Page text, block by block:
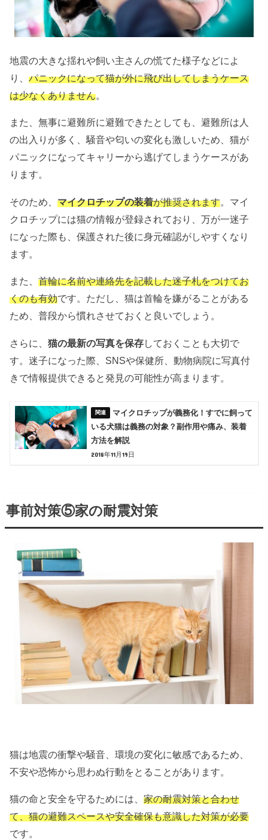
地震の大きな揺れや飼い主さんの慌てた様子などによ
り、パニックになって猫が外に飛び出してしまうケース
は少なくありません。
また、無事に避難所に避難できたとしても、避難所は人
の出入りが多く、騒音や匂いの変化も激しいため、猫が
パニックになってキャリーから逃げてしまうケースがあ
ります。
そのため、マイクロチップの装着が推奨されます。マイ
クロチップには猫の情報が登録されており、万が一迷子
になった際も、保護された後に身元確認がしやすくなり
ます。
また、首輪に名前や連絡先を記載した迷子札をつけてお
くのも有効です。ただし、猫は首輪を嫌がることがある
ため、普段から慣れさせておくと良いでしょう。
さらに、猫の最新の写真を保存しておくことも大切で
す。迷子になった際、SNSや保健所、動物病院に写真付
きで情報提供できると発見の可能性が高まります。
マイクロチップが義務化！すでに飼って
いる犬猫は義務の対象？副作用や痛み、装着
方法を解説
2018年11月19日
事前対策⑤家の耐震対策
猫は地震の衝撃や騒音、環境の変化に敏感であるため、
不安や恐怖から思わぬ行動をとることがあります。
猫の命と安全を守るためには、家の耐震対策と合わせ
て、猫の避難スペースや安全確保も意識した対策が必要
です。